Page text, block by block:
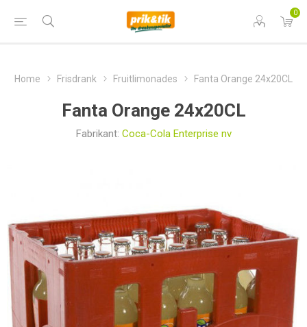
0
Home Frisdrank Fruitlimonades Fanta Orange 24x20CL
Fanta Orange 24x20CL
Fabrikant: Coca-Cola Enterprise nv